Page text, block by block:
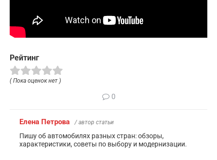
Рейтинг
( Пока оценок нет )
0
Елена Петрова / автор статьи
Пишу об автомобилях разных стран: обзоры,
характеристики, советы по выбору и модернизации.